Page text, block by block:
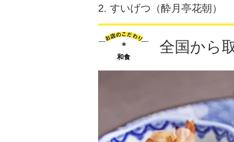
2. すいげつ（酔月亭花朝）
和食
全国から